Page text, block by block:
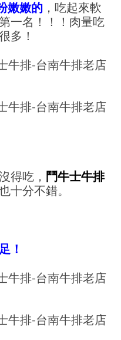
嫩嫩的 ，吃起來軟
一名！！！肉量吃
多！
得吃， 鬥牛士牛排
十分不錯。
！